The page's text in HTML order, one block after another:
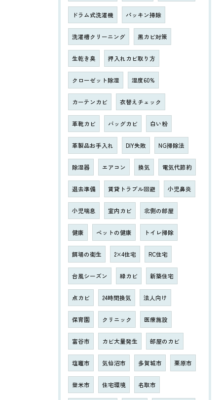
ドラム式洗濯機 パッキン掃除
洗濯槽クリーニング 黒カビ対策
生乾き臭 押入れカビ取り方
クローゼット除湿 湿度60%
カーテンカビ 衣替えチェック
革靴カビ バッグカビ 白い粉
革製品お手入れ DIY失敗 NG掃除法
除湿器 エアコン 換気 電気代節約
退去準備 賃貸トラブル回避 小児鼻炎
小児喘息 室内カビ 北側の部屋
健康 ペットの健康 トイレ掃除
餌場の衛生 2×4住宅 RC住宅
台風シーズン 緑カビ 新築住宅
点カビ 24時間換気 法人向け
保育園 クリニック 医療施設
富谷市 カビ大量発生 部屋のカビ
塩竈市 気仙沼市 多賀城市 栗原市
登米市 住宅環境 名取市